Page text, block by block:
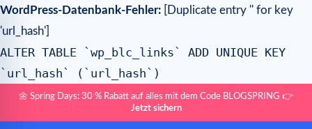
WordPress-Datenbank-Fehler: [Duplicate entry '' for key
'url_hash']
ALTER TABLE `wp_blc_links` ADD UNIQUE KEY
`url_hash` (`url_hash`)
🌼 Spring Days: 30 % Rabatt auf alles mit dem Code BLOGSPRING 👉
Jetzt sichern